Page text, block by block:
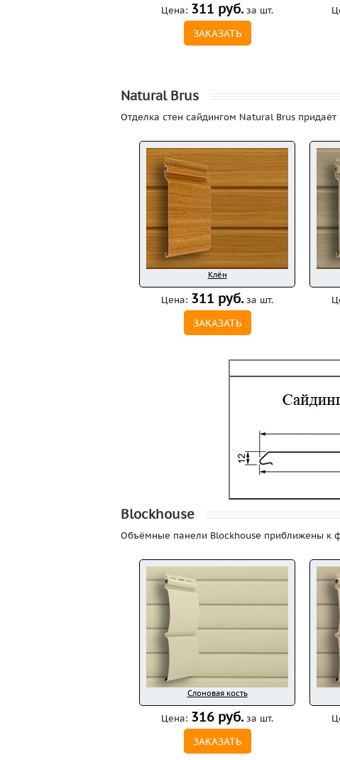
Цена: 311 руб. за шт.
ЗАКАЗАТЬ
Natural Brus
Отделка стен сайдингом Natural Brus
Клён
Цена: 311 руб. за шт.
ЗАКАЗАТЬ
Blockhouse
Объёмные панели Blockhouse приближены к
Слоновая кость
Цена: 316 руб. за шт.
ЗАКАЗАТЬ